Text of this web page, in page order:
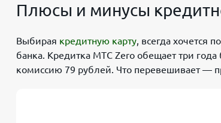
Плюсы и минусы
Выбирая кредитную карту, всегда хочется
банка. Кредитка МТС Zero обещает три
комиссию 79 рублей. Что перевешивает —